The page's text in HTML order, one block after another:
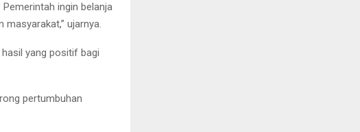
ingin belanja
ujarnya.
yang positif bagi
pertumbuhan